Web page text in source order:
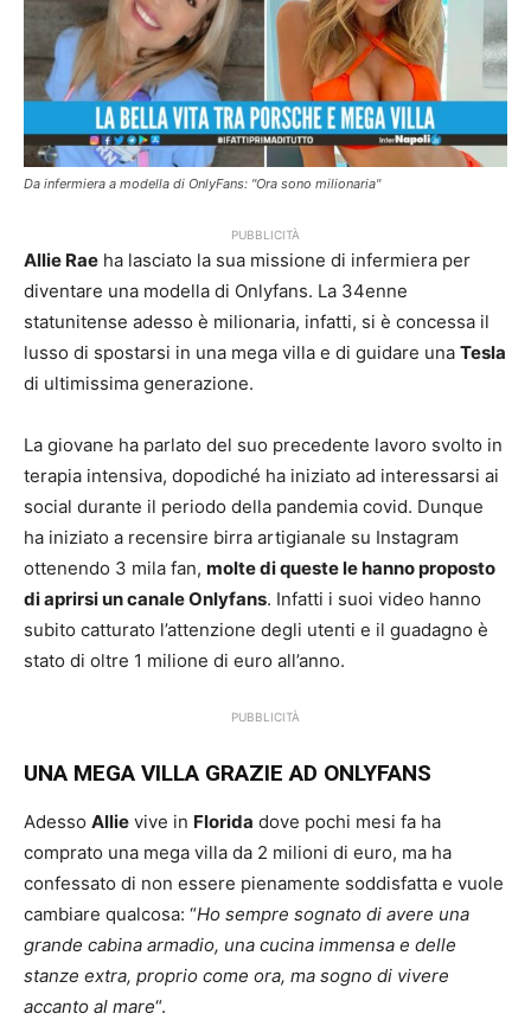
Da infermiera a modella di OnlyFans: "Ora sono milionaria"
PUBBLICITÀ
Allie Rae ha lasciato la sua missione di infermiera per
diventare una modella di Onlyfans. La 34enne
statunitense adesso è milionaria, infatti, si è concessa il
lusso di spostarsi in una mega villa e di guidare una Tesla
di ultimissima generazione.
La giovane ha parlato del suo precedente lavoro svolto in
terapia intensiva, dopodiché ha iniziato ad interessarsi ai
social durante il periodo della pandemia covid. Dunque
ha iniziato a recensire birra artigianale su Instagram
ottenendo 3 mila fan, molte di queste le hanno proposto
di aprirsi un canale Onlyfans. Infatti i suoi video hanno
subito catturato l’attenzione degli utenti e il guadagno è
stato di oltre 1 milione di euro all’anno.
PUBBLICITÀ
UNA MEGA VILLA GRAZIE AD ONLYFANS
Adesso Allie vive in Florida dove pochi mesi fa ha
comprato una mega villa da 2 milioni di euro, ma ha
confessato di non essere pienamente soddisfatta e vuole
cambiare qualcosa: “Ho sempre sognato di avere una
grande cabina armadio, una cucina immensa e delle
stanze extra, proprio come ora, ma sogno di vivere
accanto al mare“.